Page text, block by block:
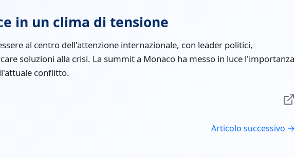
in un clima di tensione
al centro dell'attenzione internazionale, con leader politici,
soluzioni alla crisi. La summit a Monaco ha messo in luce l'importanza
conflitto.
Articolo successivo →